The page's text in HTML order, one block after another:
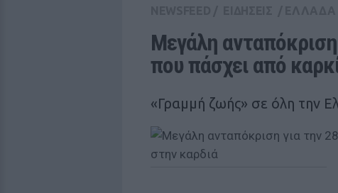
Μεγάλη
που πάσχει από
«Γραμμή ζωής» σε όλη την